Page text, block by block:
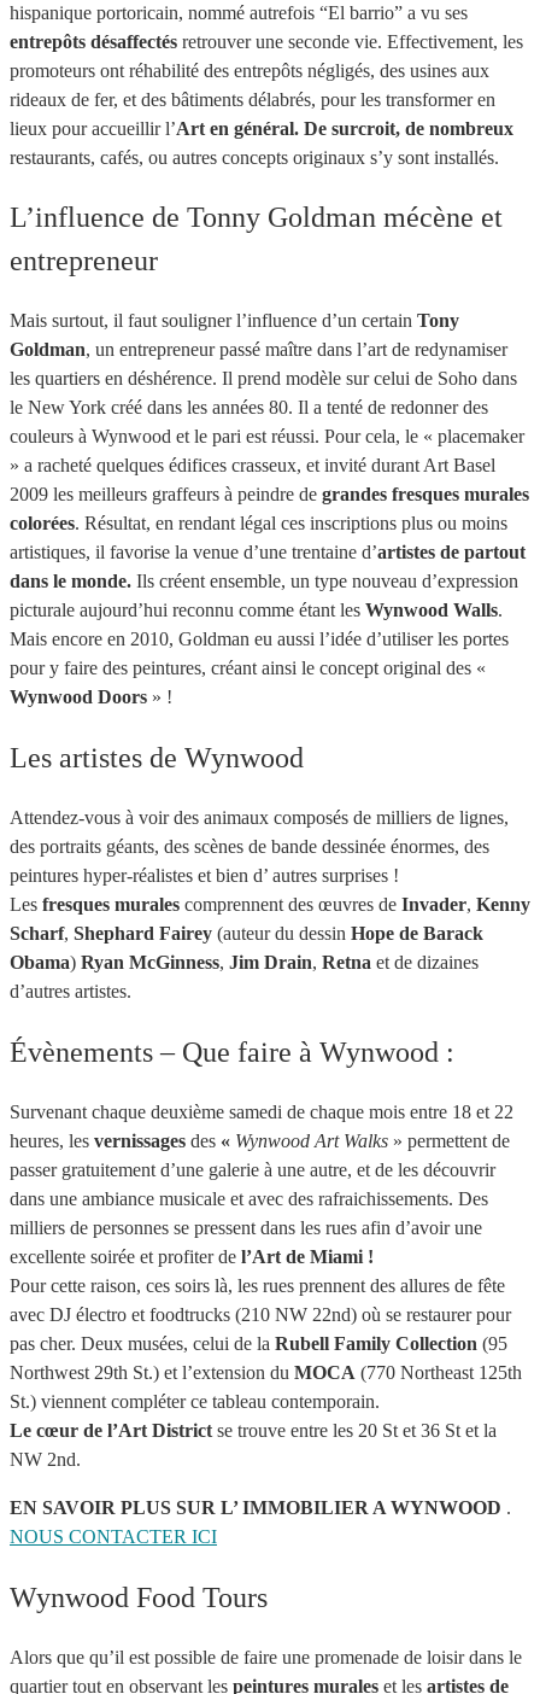
hispanique portoricain, nommé autrefois “El barrio” a vu ses
entrepôts désaffectés retrouver une seconde vie. Effectivement, les
promoteurs ont réhabilité des entrepôts négligés, des usines aux
rideaux de fer, et des bâtiments délabrés, pour les transformer en
lieux pour accueillir l’Art en général. De surcroit, de nombreux
restaurants, cafés, ou autres concepts originaux s’y sont installés.
L’influence de Tonny Goldman mécène et
entrepreneur
Mais surtout, il faut souligner l’influence d’un certain Tony
Goldman, un entrepreneur passé maître dans l’art de redynamiser
les quartiers en déshérence. Il prend modèle sur celui de Soho dans
le New York créé dans les années 80. Il a tenté de redonner des
couleurs à Wynwood et le pari est réussi. Pour cela, le « placemaker
» a racheté quelques édifices crasseux, et invité durant Art Basel
2009 les meilleurs graffeurs à peindre de grandes fresques murales
colorées. Résultat, en rendant légal ces inscriptions plus ou moins
artistiques, il favorise la venue d’une trentaine d’artistes de partout
dans le monde. Ils créent ensemble, un type nouveau d’expression
picturale aujourd’hui reconnu comme étant les Wynwood Walls.
Mais encore en 2010, Goldman eu aussi l’idée d’utiliser les portes
pour y faire des peintures, créant ainsi le concept original des «
Wynwood Doors » !
Les artistes de Wynwood
Attendez-vous à voir des animaux composés de milliers de lignes,
des portraits géants, des scènes de bande dessinée énormes, des
peintures hyper-réalistes et bien d’ autres surprises !
Les fresques murales comprennent des œuvres de Invader, Kenny
Scharf, Shephard Fairey (auteur du dessin Hope de Barack
Obama) Ryan McGinness, Jim Drain, Retna et de dizaines
d’autres artistes.
Évènements – Que faire à Wynwood :
Survenant chaque deuxième samedi de chaque mois entre 18 et 22
heures, les vernissages des « Wynwood Art Walks » permettent de
passer gratuitement d’une galerie à une autre, et de les découvrir
dans une ambiance musicale et avec des rafraichissements. Des
milliers de personnes se pressent dans les rues afin d’avoir une
excellente soirée et profiter de l’Art de Miami !
Pour cette raison, ces soirs là, les rues prennent des allures de fête
avec DJ électro et foodtrucks (210 NW 22nd) où se restaurer pour
pas cher. Deux musées, celui de la Rubell Family Collection (95
Northwest 29th St.) et l’extension du MOCA (770 Northeast 125th
St.) viennent compléter ce tableau contemporain.
Le cœur de l’Art District se trouve entre les 20 St et 36 St et la
NW 2nd.
EN SAVOIR PLUS SUR L’ IMMOBILIER A WYNWOOD .
NOUS CONTACTER ICI
Wynwood Food Tours
Alors que qu’il est possible de faire une promenade de loisir dans le
quartier tout en observant les peintures murales et les artistes de